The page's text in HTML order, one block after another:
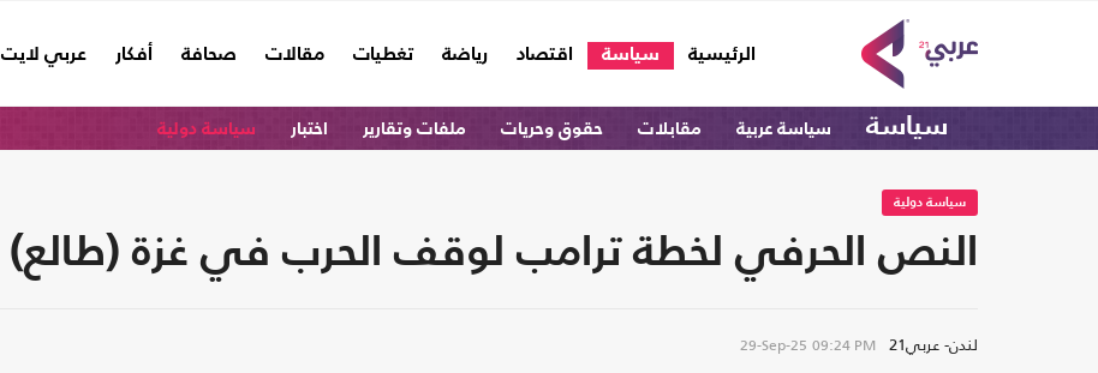
الرئيسية
(current) سياسة اقتصاد رياضة تغطيات مقالات صحافة أفكار عربي لايت
سياسة سياسة عربية مقابلات حقوق وحريات ملفات وتقارير اختبار سياسة دولية
سياسة دولية
النص الحرفي لخطة ترامب لوقف الحرب في غزة (طالع)
لندن- عربي21 29-Sep-25 09:24 PM